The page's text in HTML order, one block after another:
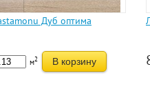
Дуб оптима
м2 В корзину